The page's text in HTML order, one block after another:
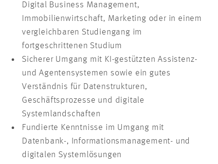
Digital Business Management,
Immobilienwirtschaft, Marketing oder in einem
vergleichbaren Studiengang im
fortgeschrittenen Studium
Sicherer Umgang mit KI-gestützten Assistenz-
und Agentensystemen sowie ein gutes
Verständnis für Datenstrukturen,
Geschäftsprozesse und digitale
Systemlandschaften
Fundierte Kenntnisse im Umgang mit
Datenbank-, Informationsmanagement- und
digitalen Systemlösungen